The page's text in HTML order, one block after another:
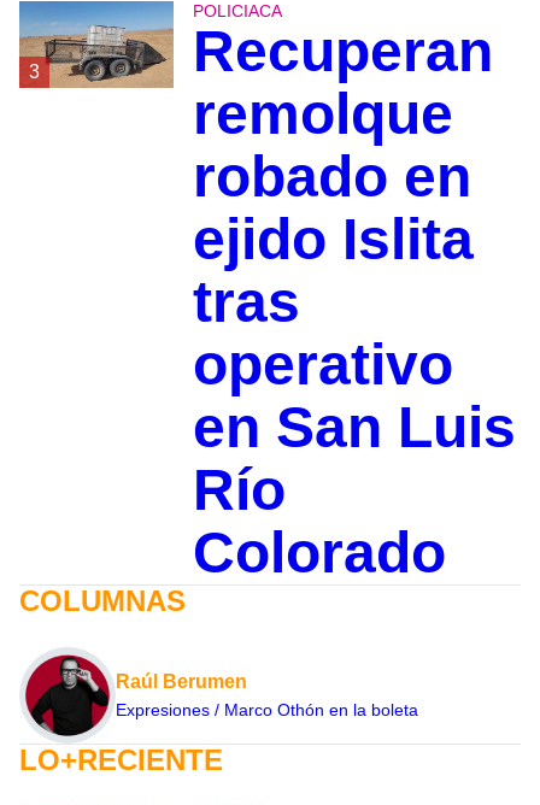
3
POLICIACA
Recuperan
remolque
robado en
ejido Islita
tras
operativo
en San Luis
Río
Colorado
COLUMNAS
Raúl Berumen
Expresiones / Marco Othón en la boleta
LO+RECIENTE